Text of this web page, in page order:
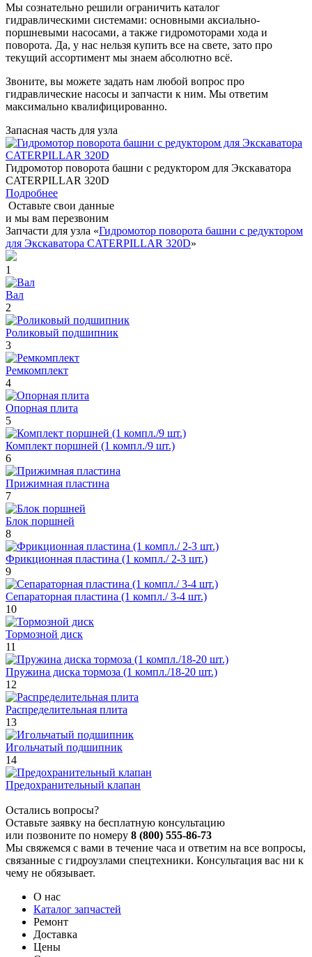
Мы сознательно решили ограничить каталог
гидравлическими системами: основными аксиально-
поршневыми насосами, а также гидромоторами хода и
поворота. Да, у нас нельзя купить все на свете, зато про
текущий ассортимент мы знаем абсолютно всё.
Звоните, вы можете задать нам любой вопрос про
гидравлические насосы и запчасти к ним. Мы ответим
максимально квалифицированно.
Запасная часть для узла
Гидромотор поворота башни с редуктором для Экскаватора
CATERPILLAR 320D
Подробнее
Оставьте свои данные
и мы вам перезвоним
Запчасти для узла «Гидромотор поворота башни с редуктором
для Экскаватора CATERPILLAR 320D»
1
Вал
2
Роликовый подшипник
3
Ремкомплект
4
Опорная плита
5
Комплект поршней (1 компл./9 шт.)
6
Прижимная пластина
7
Блок поршней
8
Фрикционная пластина (1 компл./ 2-3 шт.)
9
Сепараторная пластина (1 компл./ 3-4 шт.)
10
Тормозной диск
11
Пружина диска тормоза (1 компл./18-20 шт.)
12
Распределительная плита
13
Игольчатый подшипник
14
Предохранительный клапан
Остались вопросы?
Оставьте заявку на бесплатную консультацию
или позвоните по номеру 8 (800) 555-86-73
Мы свяжемся с вами в течение часа и ответим на все вопросы,
связанные с гидроузлами спецтехники. Консультация вас ни к
чему не обязывает.
О нас
Каталог запчастей
Ремонт
Доставка
Цены